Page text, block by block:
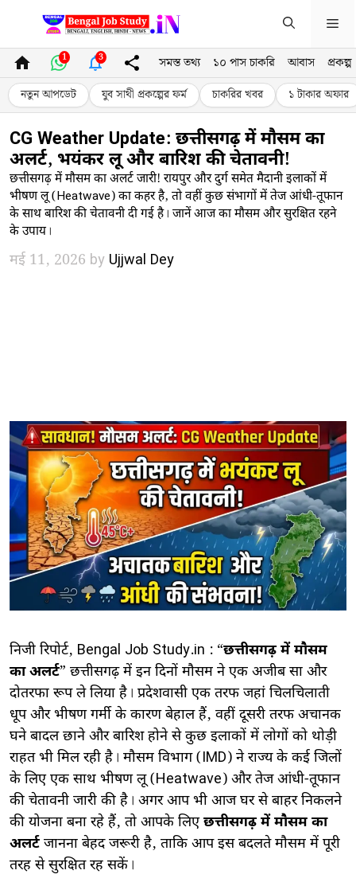
content
1 3 সমস্ত তথ্য ১০ পাস চাকরি আবাস প্রকল্প
নতুন আপডেট যুব সাথী প্রকল্পের ফর্ম চাকরির খবর ১ টাকার অফার
CG Weather Update: छत्तीसगढ़ में मौसम का
अलर्ट, भयंकर लू और बारिश की चेतावनी!
छत्तीसगढ़ में मौसम का अलर्ट जारी! रायपुर और दुर्ग समेत मैदानी इलाकों में
भीषण लू (Heatwave) का कहर है, तो वहीं कुछ संभागों में तेज आंधी-तूफान
के साथ बारिश की चेतावनी दी गई है। जानें आज का मौसम और सुरक्षित रहने
के उपाय।
मई 11, 2026 by Ujjwal Dey
निजी रिपोर्ट, Bengal Job Study.in : “छत्तीसगढ़ में मौसम
का अलर्ट” ​छत्तीसगढ़ में इन दिनों मौसम ने एक अजीब सा और
दोतरफा रूप ले लिया है। प्रदेशवासी एक तरफ जहां चिलचिलाती
धूप और भीषण गर्मी के कारण बेहाल हैं, वहीं दूसरी तरफ अचानक
घने बादल छाने और बारिश होने से कुछ इलाकों में लोगों को थोड़ी
राहत भी मिल रही है। मौसम विभाग (IMD) ने राज्य के कई जिलों
के लिए एक साथ भीषण लू (Heatwave) और तेज आंधी-तूफान
की चेतावनी जारी की है। अगर आप भी आज घर से बाहर निकलने
की योजना बना रहे हैं, तो आपके लिएछत्तीसगढ़ में मौसम का
अलर्टजानना बेहद जरूरी है, ताकि आप इस बदलते मौसम में पूरी
तरह से सुरक्षित रह सकें।